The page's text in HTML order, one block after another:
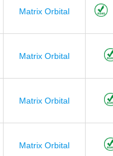
Matrix Orbital
Matrix Orbital
Matrix Orbital
Matrix Orbital